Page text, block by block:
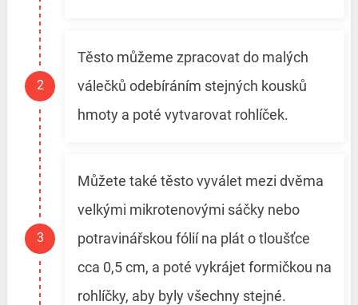
Těsto můžeme zpracovat do malých
válečků odebíráním stejných kousků
hmoty a poté vytvarovat rohlíček.
Můžete také těsto vyválet mezi dvěma
velkými mikrotenovými sáčky nebo
potravinářskou fólií na plát o tloušťce
cca 0,5 cm, a poté vykrájet formičkou na
rohlíčky, aby byly všechny stejné.